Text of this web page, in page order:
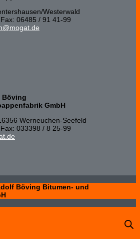
Wester­wald
, Fax: 06485 / 91 41-99
Böving
GmbH
Werneuchen-Seefeld
, Fax: 033398 / 8 25-99
Böving Bitumen- und